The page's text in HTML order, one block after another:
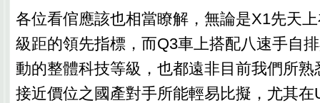
各位看倌應該也相當瞭解，無論是X1先天
級距的領先指標，而Q3車上搭配八速手自
動的整體科技等級，也都遠非目前我們所熟
接近價位之國產對手所能輕易比擬，尤其在